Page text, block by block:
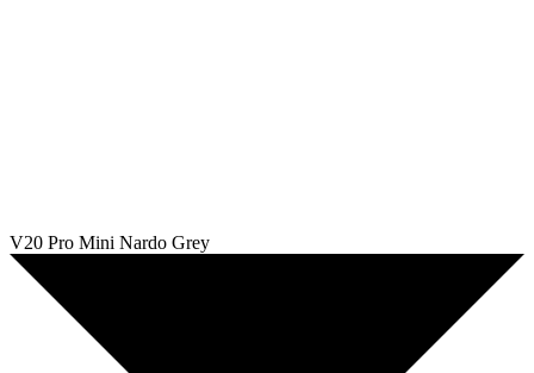
V20 Pro Mini Nardo Grey